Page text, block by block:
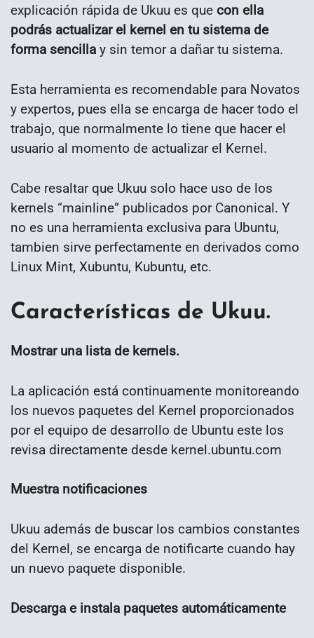
explicación rápida de Ukuu es que con ella
podrás actualizar el kernel en tu sistema de
forma sencilla y sin temor a dañar tu sistema.
Esta herramienta es recomendable para Novatos
y expertos, pues ella se encarga de hacer todo el
trabajo, que normalmente lo tiene que hacer el
usuario al momento de actualizar el Kernel.
Cabe resaltar que Ukuu solo hace uso de los
kernels “mainline” publicados por Canonical. Y
no es una herramienta exclusiva para Ubuntu,
tambien sirve perfectamente en derivados como
Linux Mint, Xubuntu, Kubuntu, etc.
Características de Ukuu.
Mostrar una lista de kernels.
La aplicación está continuamente monitoreando
los nuevos paquetes del Kernel proporcionados
por el equipo de desarrollo de Ubuntu este los
revisa directamente desde kernel.ubuntu.com
Muestra notificaciones
Ukuu además de buscar los cambios constantes
del Kernel, se encarga de notificarte cuando hay
un nuevo paquete disponible.
Descarga e instala paquetes automáticamente